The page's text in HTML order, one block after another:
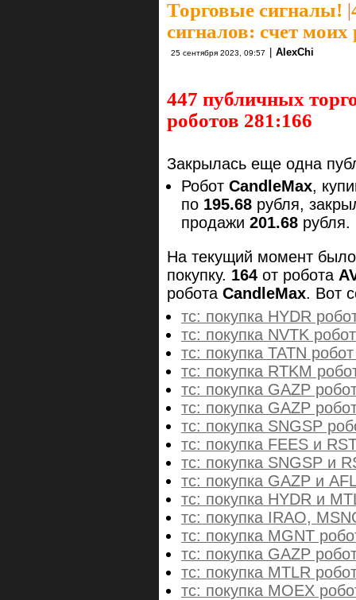
Торговые сигналы! |
сигналов: счет моих
25 сентября 2023, 09:57 AlexChi
447 публичных
роботов 281:166
Закрылась еще одна
Робот CandleMax,
по 195.68 рубля,
продажи 201.68 рубля.
На текущий момент
покупку. 164 от робота
робота CandleMax. Вот
тс: покупка HYDR
тс: покупка NVTK
тс: покупка TATN
тс: покупка RTKM
тс: покупка GAZP
тс: покупка GAZP
тс: покупка SNGSP
тс: покупка FEES и
тс: покупка SNGSP и
тс: покупка GAZP и
тс: покупка HYDR и
тс: покупка IRAO,
тс: покупка MGNT
тс: покупка GAZP
тс: покупка MTLR
тс: покупка MOEX